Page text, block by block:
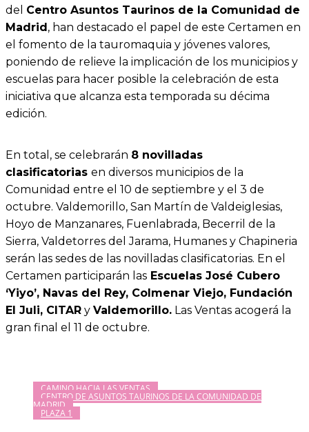
del Centro Asuntos Taurinos de la Comunidad de
Madrid, han destacado el papel de este Certamen en
el fomento de la tauromaquia y jóvenes valores,
poniendo de relieve la implicación de los municipios y
escuelas para hacer posible la celebración de esta
iniciativa que alcanza esta temporada su décima
edición.
En total, se celebrarán 8 novilladas
clasificatorias en diversos municipios de la
Comunidad entre el 10 de septiembre y el 3 de
octubre. Valdemorillo, San Martín de Valdeiglesias,
Hoyo de Manzanares, Fuenlabrada, Becerril de la
Sierra, Valdetorres del Jarama, Humanes y Chapineria
serán las sedes de las novilladas clasificatorias. En el
Certamen participarán las Escuelas José Cubero
‘Yiyo’, Navas del Rey, Colmenar Viejo, Fundación
El Juli, CITAR y Valdemorillo. Las Ventas acogerá la
gran final el 11 de octubre.
CAMINO HACIA LAS VENTAS
CENTRO DE ASUNTOS TAURINOS DE LA COMUNIDAD DE
MADRID
PLAZA 1